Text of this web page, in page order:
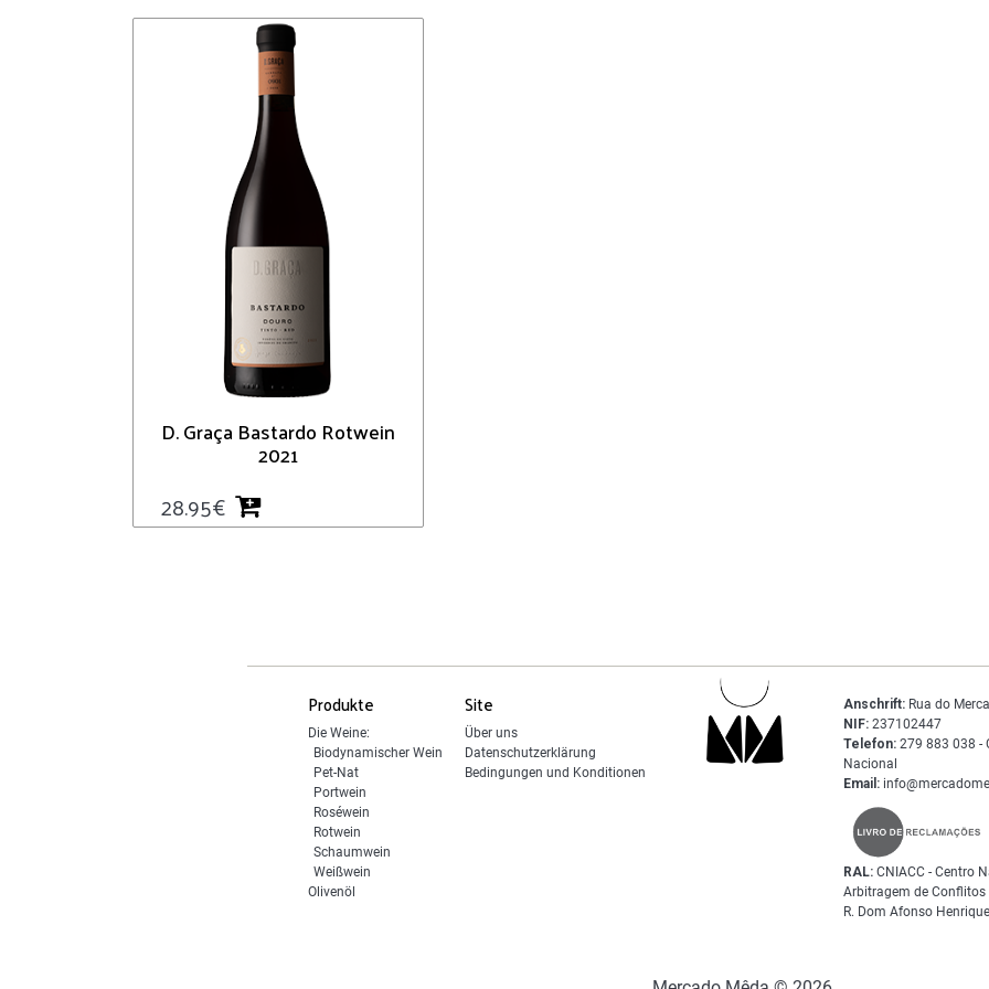
D. Graça Bastardo Rotwein
2021
28.95€
Produkte
Die Weine:
Biodynamischer Wein
Pet-Nat
Portwein
Roséwein
Rotwein
Schaumwein
Weißwein
Olivenöl
Site
Über uns
Datenschutzerklärung
Bedingungen und Konditionen
Anschrift:Rua do
NIF:237102447
Telefon:279 883 038 -
Nacional
Email:
RAL:CNIACC - Centro
Arbitragem de Conflitos
R. Dom Afonso